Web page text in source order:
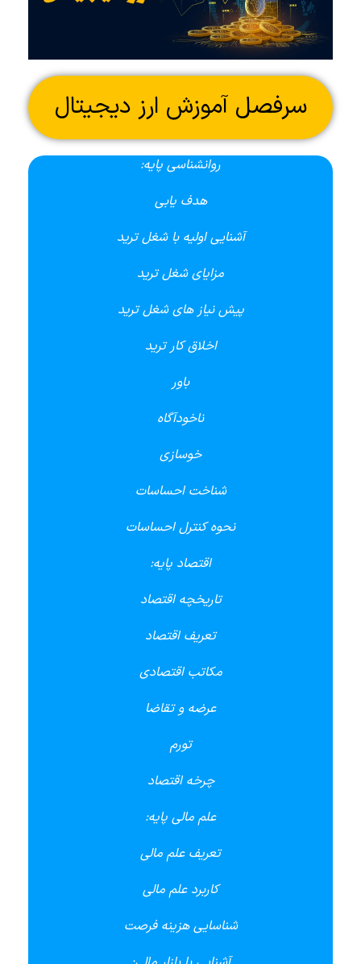
سرفصل آموزش ارز دیجیتال
روانشناسی پایه:
هدف یابی
آشنایی اولیه با شغل ترید
مزایای شغل ترید
پیش نیاز های شغل ترید
اخلاق کار ترید
باور
ناخودآگاه
خوسازی
شناخت احساسات
نحوه کنترل احساسات
اقتصاد پایه:
تاریخچه اقتصاد
تعریف اقتصاد
مکاتب اقتصادی
عرضه و تقاضا
تورم
چرخه اقتصاد
علم مالی پایه:
تعریف علم مالی
کاربرد علم مالی
شناسایی هزینه فرصت